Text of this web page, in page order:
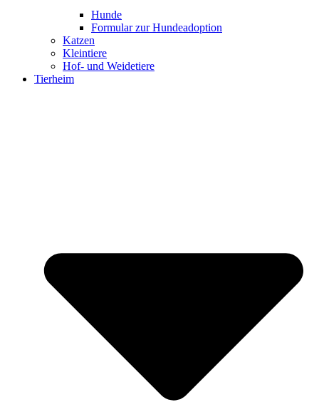
Hunde
Formular zur Hundeadoption
Katzen
Kleintiere
Hof- und Weidetiere
Tierheim